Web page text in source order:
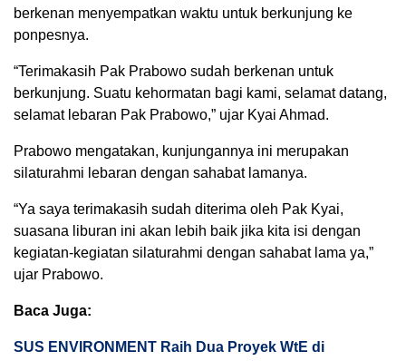
berkenan menyempatkan waktu untuk berkunjung ke
ponpesnya.
“Terimakasih Pak Prabowo sudah berkenan untuk
berkunjung. Suatu kehormatan bagi kami, selamat datang,
selamat lebaran Pak Prabowo,” ujar Kyai Ahmad.
Prabowo mengatakan, kunjungannya ini merupakan
silaturahmi lebaran dengan sahabat lamanya.
“Ya saya terimakasih sudah diterima oleh Pak Kyai,
suasana liburan ini akan lebih baik jika kita isi dengan
kegiatan-kegiatan silaturahmi dengan sahabat lama ya,”
ujar Prabowo.
Baca Juga:
SUS ENVIRONMENT Raih Dua Proyek WtE di